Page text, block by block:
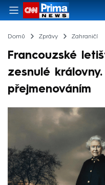
Domů Zprávy Zahraničí
Francouzské
zesnulé
přejmenováním